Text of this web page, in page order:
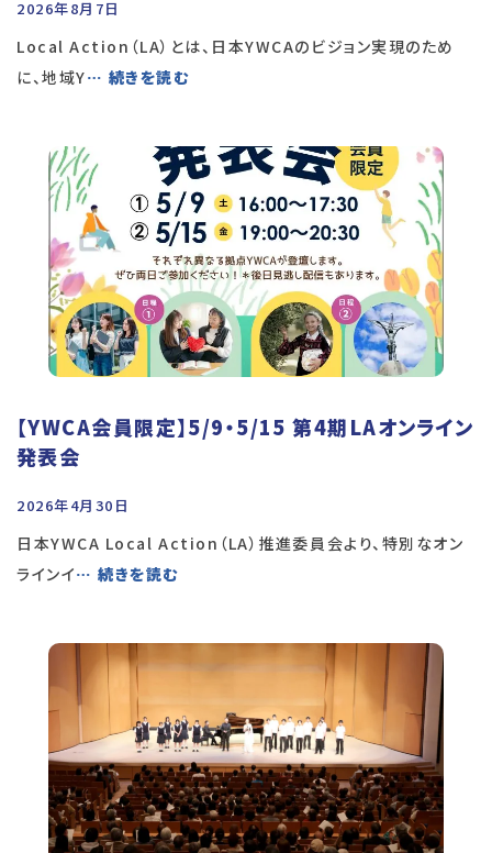
2026年8月7日
Local Action（LA）とは、日本YWCAのビジョン実現のため
に、地域Y… 続きを読む
【YWCA会員限定】5/9・5/15 第4期LAオンライン
発表会
2026年4月30日
日本YWCA Local Action（LA）推進委員会より、特別なオン
ラインイ… 続きを読む